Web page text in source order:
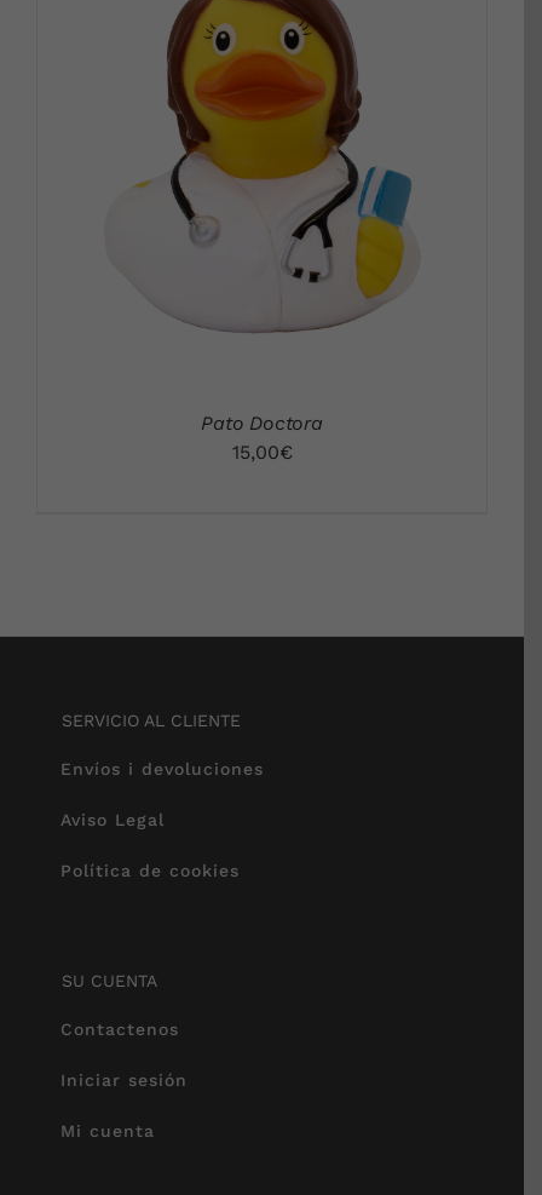
Pato Doctora
15,00€
SERVICIO AL CLIENTE
Envíos i devoluciones
Aviso Legal
Política de cookies
SU CUENTA
Contactenos
Iniciar sesión
Mi cuenta